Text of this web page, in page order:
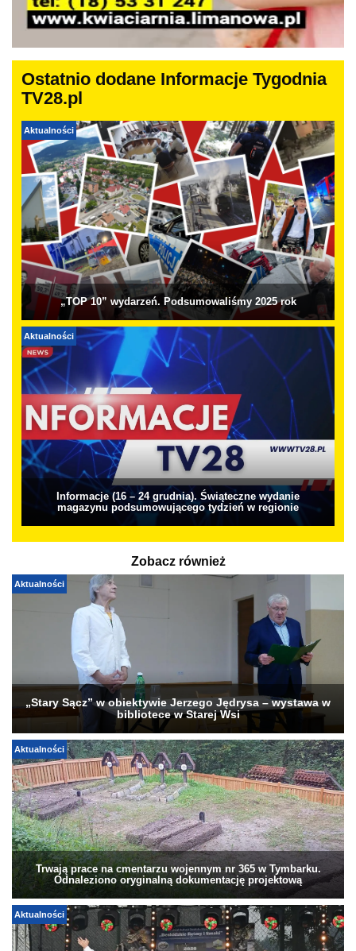
Ostatnio dodane Informacje Tygodnia
TV28.pl
Aktualności
„TOP 10” wydarzeń. Podsumowaliśmy 2025 rok
Aktualności
Informacje (16 – 24 grudnia). Świąteczne wydanie
magazynu podsumowującego tydzień w regionie
Zobacz również
Aktualności
„Stary Sącz” w obiektywie Jerzego Jędrysa – wystawa w
bibliotece w Starej Wsi
Aktualności
Trwają prace na cmentarzu wojennym nr 365 w Tymbarku.
Odnaleziono oryginalną dokumentację projektową
Aktualności